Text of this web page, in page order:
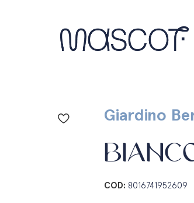
Giardino
COD: 8016741952609